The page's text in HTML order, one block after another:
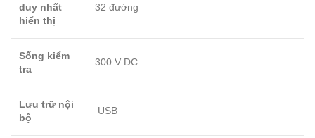
duy nhất
hiển thị
32 đường
Sống kiểm
tra
300 V DC
Lưu trữ nội
bộ
USB